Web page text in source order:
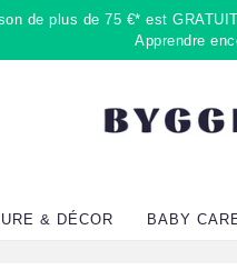
de plus de 75 €* est
Apprendre
& DÉCOR BABY